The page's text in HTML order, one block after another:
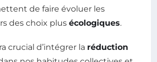
de faire évoluer les
des choix plus écologiques.
crucial d’intégrer la réduction